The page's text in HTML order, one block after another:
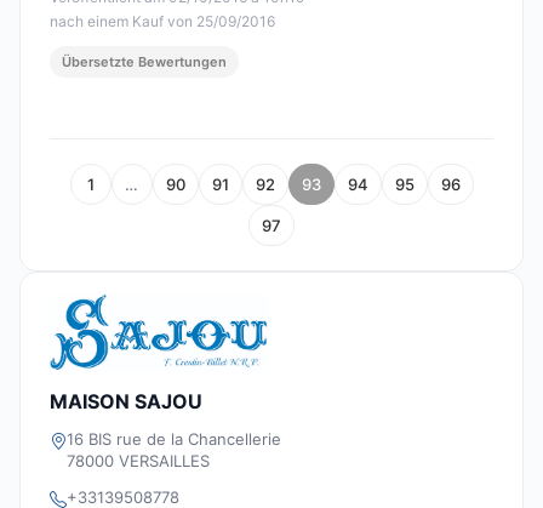
nach einem Kauf von 25/09/2016
Übersetzte Bewertungen
1 … 90 91 92 93 94 95 96
97
MAISON SAJOU
16 BIS rue de la Chancellerie
78000 VERSAILLES
+33139508778